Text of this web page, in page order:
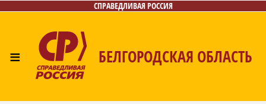
СПРАВЕДЛИВАЯ РОССИЯ
≡ БЕЛГОРОДСКАЯ ОБЛАСТЬ